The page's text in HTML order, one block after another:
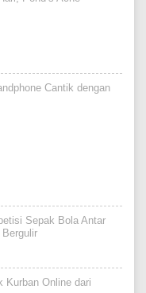
Cantik dengan
Sepak Bola Antar
Kurban Online dari